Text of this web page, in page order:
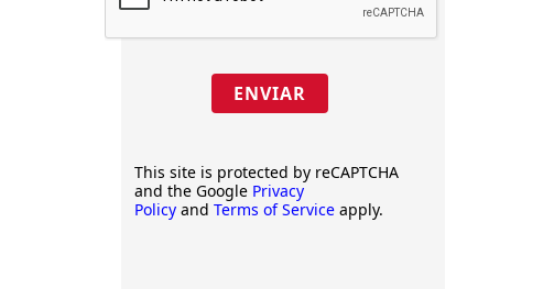
ENVIAR
This site is protected by reCAPTCHA
and the Google Privacy
Policy and Terms of Service apply.